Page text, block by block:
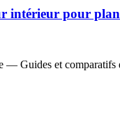
intérieur pour
— Guides et comparatifs